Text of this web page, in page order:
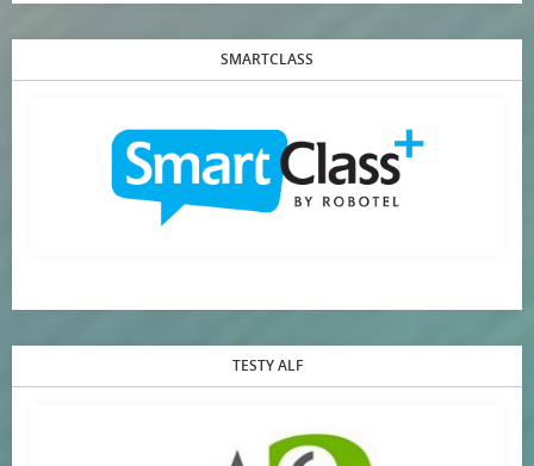
SMARTCLASS
TESTY ALF